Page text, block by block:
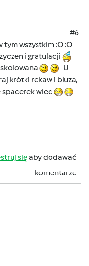
#6
tym wszystkim :O :O
i gratulacji
U
kròtki rekaw i bluza,
spacerek wiec
sięaby dodawać
komentarze